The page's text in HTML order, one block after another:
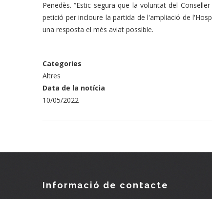
Penedès. “Estic segura que la voluntat del
petició per incloure la partida de l'ampliació de
una resposta el més aviat possible.
Categories
Altres
Data de la notícia
10/05/2022
Informació de contacte